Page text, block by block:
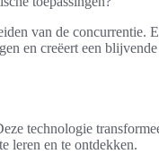
van de concurrentie.
en creëert een
technologie
leren en te ontdekken.